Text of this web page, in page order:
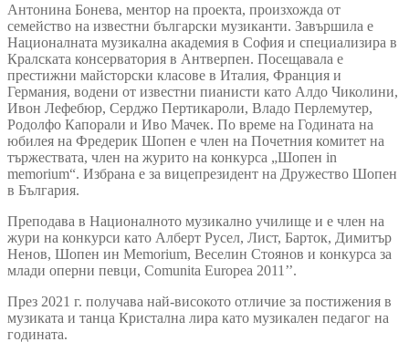
Антонина Бонева, ментор на проекта, произхожда от
семейство на известни български музиканти. Завършила е
Националната музикална академия в София и специализира в
Кралската консерватория в Антверпен. Посещавала е
престижни майсторски класове в Италия, Франция и
Германия, водени от известни пианисти като Алдо Чиколини,
Ивон Лефебюр, Серджо Пертикароли, Владо Перлемутер,
Родолфо Капорали и Иво Мачек. По време на Годината на
юбилея на Фредерик Шопен е член на Почетния комитет на
тържествата, член на журито на конкурса „Шопен in
memorium“. Избрана е за вицепрезидент на Дружество Шопен
в България.
Преподава в Националното музикално училище и е член на
жури на конкурси като Алберт Русел, Лист, Барток, Димитър
Ненов, Шопен ин Memorium, Веселин Стоянов и конкурса за
млади оперни певци, Comunita Europea 2011’’.
През 2021 г. получава най-високото отличие за постижения в
музиката и танца Кристална лира като музикален педагог на
годината.